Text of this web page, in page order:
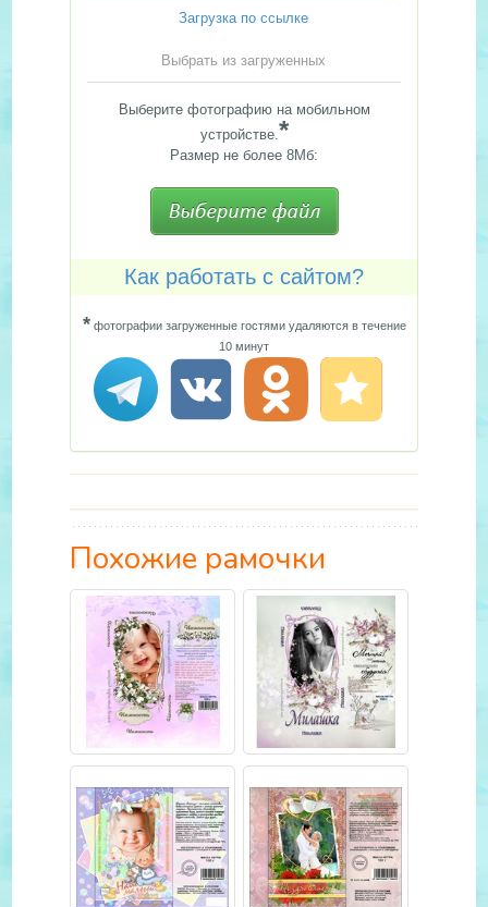
Загрузка по ссылке
Выбрать из загруженных
Выберите фотографию на мобильном
устройстве.*
Размер не более 8Мб:
Как работать с сайтом?
*фотографии загруженные гостями удаляются в течение
10 минут
Похожие рамочки